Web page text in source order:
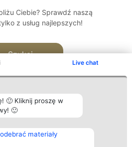
Live chat
🙂 Kliknij proszę w
🙂
materiały
Ciebie? Sprawdź naszą
z usług najlepszych!
Szukaj
Plebiscyt
Laureaci
Kontakt
Kontakt